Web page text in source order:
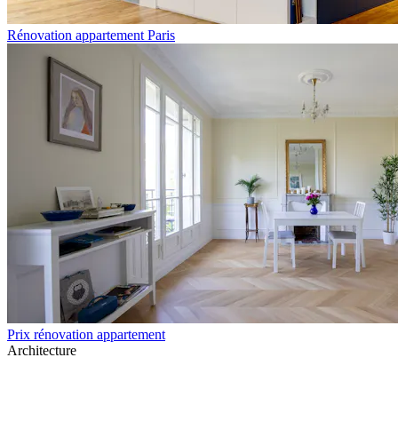
Rénovation appartement Paris
Prix rénovation appartement
Architecture